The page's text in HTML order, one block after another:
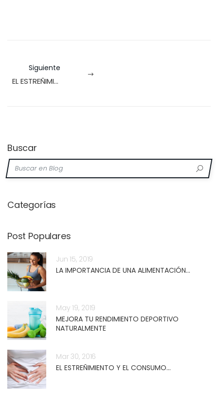
Siguiente
EL ESTREÑIMIENTO Y EL CONSUMO DE FIBRA
Buscar
Buscar en Blog
Categorías
Post Populares
Jun 15, 2019
LA IMPORTANCIA DE UNA ALIMENTACIÓN...
May 19, 2019
MEJORA TU RENDIMIENTO DEPORTIVO
NATURALMENTE
Mar 30, 2016
EL ESTREÑIMIENTO Y EL CONSUMO...